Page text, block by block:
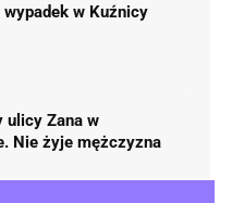
w Kuźnicy
ulicy Zana w
Nie żyje mężczyzna